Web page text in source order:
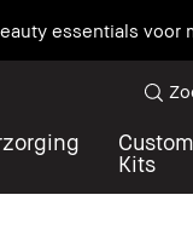
essentials voor
Custom
Kits